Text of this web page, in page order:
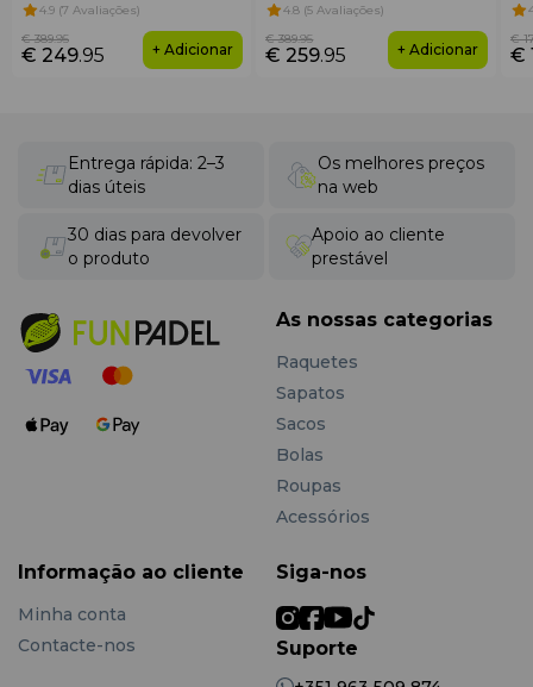
4.9 (7 Avaliações)
€ 249.95
€ 389.95
+ Adicionar
4.8 (5 Avaliações)
€ 259.95
€ 389.95
+ Adicionar €
€
Entrega rápida: 2–3
dias úteis
Os melhores preços
na web
30 dias para devolver
o produto
Apoio ao cliente
prestável
As nossas categorias
Raquetes
Sapatos
Sacos
Bolas
Roupas
Acessórios
Informação ao cliente
Minha conta
Contacte-nos
Siga-nos
Suporte